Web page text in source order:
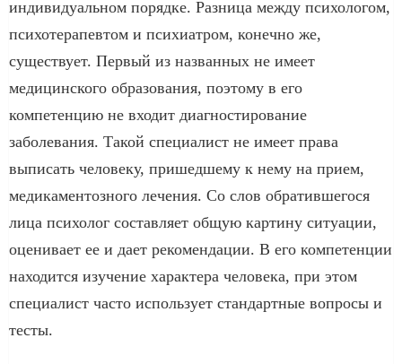
индивидуальном порядке. Разница между психологом,
психотерапевтом и психиатром, конечно же,
существует. Первый из названных не имеет
медицинского образования, поэтому в его
компетенцию не входит диагностирование
заболевания. Такой специалист не имеет права
выписать человеку, пришедшему к нему на прием,
медикаментозного лечения. Со слов обратившегося
лица психолог составляет общую картину ситуации,
оценивает ее и дает рекомендации. В его компетенции
находится изучение характера человека, при этом
специалист часто использует стандартные вопросы и
тесты.